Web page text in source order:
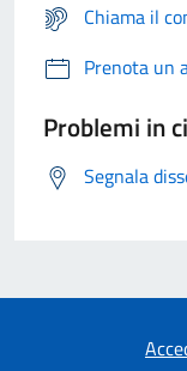
Chiama il
Prenota un
Problemi in
Segnala